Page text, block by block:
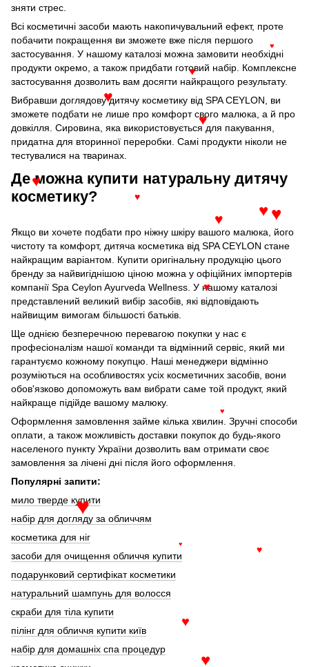
зняти стрес.
Всі косметичні засоби мають накопичувальний ефект, проте
побачити покращення ви зможете вже після першого
застосування. У нашому каталозі можна замовити необхідні
продукти окремо, а також придбати готовий набір. Комплексне
застосування дозволить вам досягти найкращого результату.
Вибравши доглядову дитячу косметику від SPA CEYLON, ви
зможете подбати не лише про комфорт свого малюка, а й про
довкілля. Сировина, яка використовується для пакування,
придатна для вторинної переробки. Самі продукти ніколи не
тестувалися на тваринах.
Де можна купити натуральну дитячу
косметику?
Якщо ви хочете подбати про ніжну шкіру вашого малюка, його
чистоту та комфорт, дитяча косметика від SPA CEYLON стане
найкращим варіантом. Купити оригінальну продукцію цього
бренду за найвигіднішою ціною можна у офіційних імпортерів
компанії Spa Ceylon Ayurveda Wellness. У нашому каталозі
представлений великий вибір засобів, які відповідають
найвищим вимогам більшості батьків.
Ще однією безперечною перевагою покупки у нас є
професіоналізм нашої команди та відмінний сервіс, який ми
гарантуємо кожному покупцю. Наші менеджери відмінно
розуміються на особливостях усіх косметичних засобів, вони
обов'язково допоможуть вам вибрати саме той продукт, який
найкраще підійде вашому малюку.
Оформлення замовлення займе кілька хвилин. Зручні способи
оплати, а також можливість доставки покупок до будь-якого
населеного пункту України дозволить вам отримати своє
замовлення за лічені дні після його оформлення.
Популярні запити:
мило тверде купити
набір для догляду за обличчям
косметика для ніг
засоби для очищення обличчя купити
подарунковий сертифікат косметики
натуральний шампунь для волосся
скраби для тіла купити
пілінг для обличчя купити київ
набір для домашніх спа процедур
♥
♥
♥
♥
♥
♥
♥
♥
♥
♥
♥
♥
♥
♥
♥